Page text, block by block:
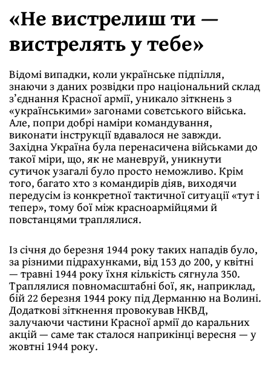
«Не вистрелиш ти —
вистрелять у тебе»
Відомі випадки, коли українське підпілля,
знаючи з даних розвідки про національний склад
з’єднання Красної армії, уникало зіткнень з
«українськими» загонами совєтського війська.
Але, попри добрі наміри командування,
виконати інструкції вдавалося не завжди.
Західна Україна була перенасичена військами до
такої міри, що, як не маневруй, уникнути
сутичок узагалі було просто неможливо. Крім
того, багато хто з командирів діяв, виходячи
передусім із конкретної тактичної ситуації «тут і
тепер», тому бої між красноармійцями й
повстанцями траплялися.
Із січня до березня 1944 року таких нападів було,
за різними підрахунками, від 153 до 200, у квітні
— травні 1944 року їхня кількість сягнула 350.
Траплялися повномасштабні бої, як, наприклад,
бій 22 березня 1944 року під Дерманню на Волині.
Додаткові зіткнення провокував НКВД,
залучаючи частини Красної армії до каральних
акцій — саме так сталося наприкінці вересня — у
жовтні 1944 року.